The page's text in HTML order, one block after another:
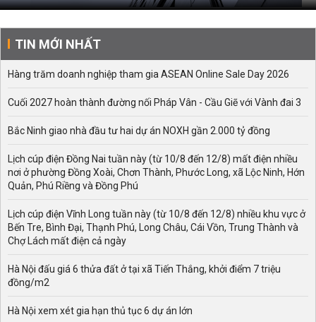
TIN MỚI NHẤT
Hàng trăm doanh nghiệp tham gia ASEAN Online Sale Day 2026
Cuối 2027 hoàn thành đường nối Pháp Vân - Cầu Giẽ với Vành đai 3
Bắc Ninh giao nhà đầu tư hai dự án NOXH gần 2.000 tỷ đồng
Lịch cúp điện Đồng Nai tuần này (từ 10/8 đến 12/8) mất điện nhiều
nơi ở phường Đồng Xoài, Chơn Thành, Phước Long, xã Lộc Ninh, Hớn
Quản, Phú Riềng và Đồng Phú
Lịch cúp điện Vĩnh Long tuần này (từ 10/8 đến 12/8) nhiều khu vực ở
Bến Tre, Bình Đại, Thạnh Phú, Long Châu, Cái Vồn, Trung Thành và
Chợ Lách mất điện cả ngày
Hà Nội đấu giá 6 thửa đất ở tại xã Tiến Thắng, khởi điểm 7 triệu
đồng/m2
Hà Nội xem xét gia hạn thủ tục 6 dự án lớn